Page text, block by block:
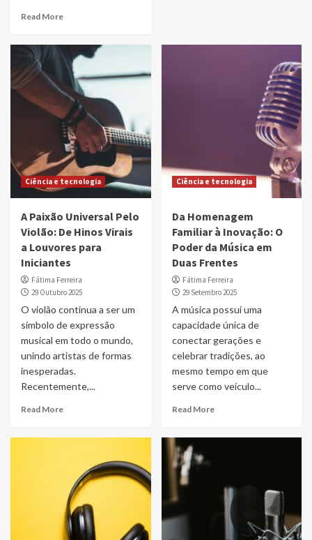
Read More
Ciência e tecnologia
A Paixão Universal Pelo
Violão: De Hinos Virais
a Louvores para
Iniciantes
Fátima Ferreira
29 Outubro 2025
O violão continua a ser um
símbolo de expressão
musical em todo o mundo,
unindo artistas de formas
inesperadas.
Recentemente,...
Read More
Ciência e tecnologia
Da Homenagem
Familiar à Inovação: O
Poder da Música em
Duas Frentes
Fátima Ferreira
29 Setembro 2025
A música possui uma
capacidade única de
conectar gerações e
celebrar tradições, ao
mesmo tempo em que
serve como veículo...
Read More